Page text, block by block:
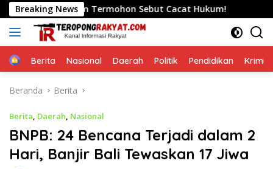
Langsung
ke
konten
Breaking News
Termohon Sebut Cacat Hukum! Ground
HomeBerita Nasional Daerah Politik Pendidikan
Beranda Berita
Berita, Daerah, Nasional
BNPB: 24 Bencana Terjadi dalam 2
Hari, Banjir Bali Tewaskan 17 Jiwa